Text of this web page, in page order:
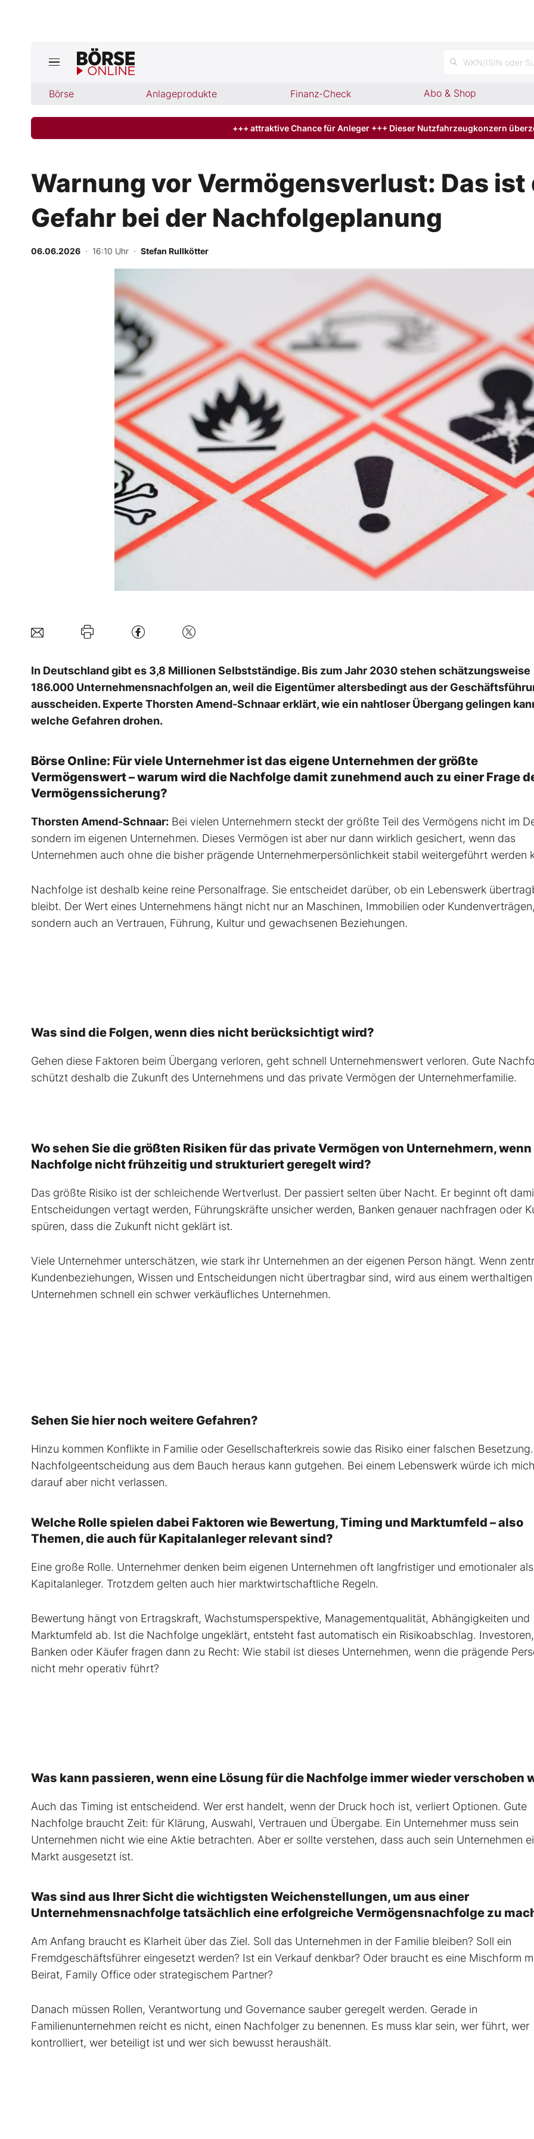
WKN/ISIN oder
Börse Anlageprodukte Finanz-Check Abo & Shop
Jetzt aktuelle Ausgabe BÖRSE ONLINE lesen
Finanz-Check
Abo & Shop
BO-Musterdepots
Experten
Mein B:O
Mein Konto
Folgen Sie uns
Kontakt
+++ attraktive Chance für Anleger +++ Dieser Nutzfahrzeugkonzern
Warnung vor Vermögensverlust: Das
Gefahr bei der Nachfolgeplanung
06.06.2026 · 16:10 Uhr · Stefan Rullkötter
In Deutschland gibt es 3,8 Millionen Selbstständige. Bis zum Jahr 2030 stehen schätzungsweise
186.000 Unternehmensnachfolgen an, weil die Eigentümer altersbedingt aus der
ausscheiden. Experte Thorsten Amend-Schnaar erklärt, wie ein nahtloser Übergang gelingen
welche Gefahren drohen.
Börse Online: Für viele Unternehmer ist das eigene Unternehmen der größte
Vermögenswert – warum wird die Nachfolge damit zunehmend auch zu einer Frage
Vermögenssicherung?
Thorsten Amend-Schnaar: Bei vielen Unternehmern steckt der größte Teil des Vermögens nicht im
sondern im eigenen Unternehmen. Dieses Vermögen ist aber nur dann wirklich gesichert, wenn das
Unternehmen auch ohne die bisher prägende Unternehmerpersönlichkeit stabil weitergeführt werden
Nachfolge ist deshalb keine reine Personalfrage. Sie entscheidet darüber, ob ein Lebenswerk
bleibt. Der Wert eines Unternehmens hängt nicht nur an Maschinen, Immobilien oder Kundenverträgen,
sondern auch an Vertrauen, Führung, Kultur und gewachsenen Beziehungen.
Was sind die Folgen, wenn dies nicht berücksichtigt wird?
Gehen diese Faktoren beim Übergang verloren, geht schnell Unternehmenswert verloren. Gute
schützt deshalb die Zukunft des Unternehmens und das private Vermögen der Unternehmerfamilie.
Wo sehen Sie die größten Risiken für das private Vermögen von Unternehmern,
Nachfolge nicht frühzeitig und strukturiert geregelt wird?
Das größte Risiko ist der schleichende Wertverlust. Der passiert selten über Nacht. Er beginnt oft
Entscheidungen vertagt werden, Führungskräfte unsicher werden, Banken genauer nachfragen oder
spüren, dass die Zukunft nicht geklärt ist.
Viele Unternehmer unterschätzen, wie stark ihr Unternehmen an der eigenen Person hängt. Wenn
Kundenbeziehungen, Wissen und Entscheidungen nicht übertragbar sind, wird aus einem werthaltigen
Unternehmen schnell ein schwer verkäufliches Unternehmen.
Sehen Sie hier noch weitere Gefahren?
Hinzu kommen Konflikte in Familie oder Gesellschafterkreis sowie das Risiko einer falschen
Nachfolgeentscheidung aus dem Bauch heraus kann gutgehen. Bei einem Lebenswerk würde ich mich
darauf aber nicht verlassen.
Welche Rolle spielen dabei Faktoren wie Bewertung, Timing und Marktumfeld – also
Themen, die auch für Kapitalanleger relevant sind?
Eine große Rolle. Unternehmer denken beim eigenen Unternehmen oft langfristiger und emotionaler als
Kapitalanleger. Trotzdem gelten auch hier marktwirtschaftliche Regeln.
Bewertung hängt von Ertragskraft, Wachstumsperspektive, Managementqualität, Abhängigkeiten und
Marktumfeld ab. Ist die Nachfolge ungeklärt, entsteht fast automatisch ein Risikoabschlag. Investoren,
Banken oder Käufer fragen dann zu Recht: Wie stabil ist dieses Unternehmen, wenn die prägende
nicht mehr operativ führt?
Was kann passieren, wenn eine Lösung für die Nachfolge immer wieder verschoben
Auch das Timing ist entscheidend. Wer erst handelt, wenn der Druck hoch ist, verliert Optionen. Gute
Nachfolge braucht Zeit: für Klärung, Auswahl, Vertrauen und Übergabe. Ein Unternehmer muss sein
Unternehmen nicht wie eine Aktie betrachten. Aber er sollte verstehen, dass auch sein Unternehmen
Markt ausgesetzt ist.
Was sind aus Ihrer Sicht die wichtigsten Weichenstellungen, um aus einer
Unternehmensnachfolge tatsächlich eine erfolgreiche Vermögensnachfolge zu
Am Anfang braucht es Klarheit über das Ziel. Soll das Unternehmen in der Familie bleiben? Soll ein
Fremdgeschäftsführer eingesetzt werden? Ist ein Verkauf denkbar? Oder braucht es eine Mischform
Beirat, Family Office oder strategischem Partner?
Danach müssen Rollen, Verantwortung und Governance sauber geregelt werden. Gerade in
Familienunternehmen reicht es nicht, einen Nachfolger zu benennen. Es muss klar sein, wer führt, wer
kontrolliert, wer beteiligt ist und wer sich bewusst heraushält.